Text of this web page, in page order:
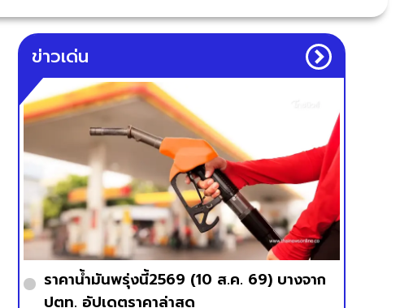
ข่าวเด่น
ราคาน้ำมันพรุ่งนี้2569 (10 ส.ค. 69) บางจาก
ปตท. อัปเดตราคาล่าสุด